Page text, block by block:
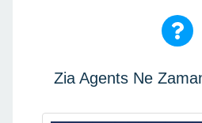
Zia Agents Ne